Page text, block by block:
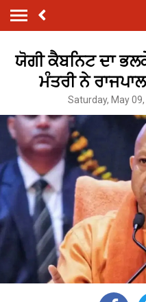
ਯੋਗੀ ਕੈਬਨਿਟ ਦਾ
ਮੰਤਰੀ ਨੇ
Saturday, May